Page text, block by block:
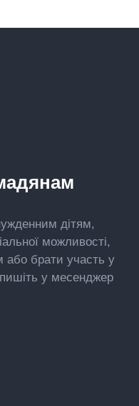
дітям,
можливості,
або брати участь у
у месенджер